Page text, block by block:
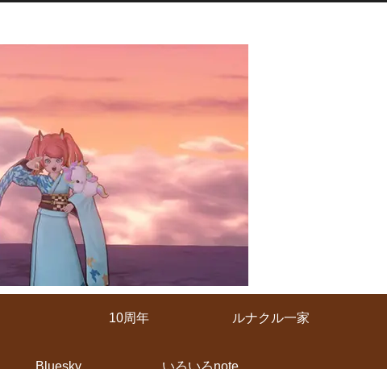
10周年 ルナクル一家
Bluesky いろいろnote